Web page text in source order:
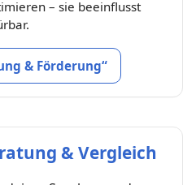
– sie beeinflusst
& Förderung“
& Vergleich